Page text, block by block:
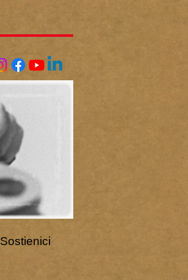
Sostienici